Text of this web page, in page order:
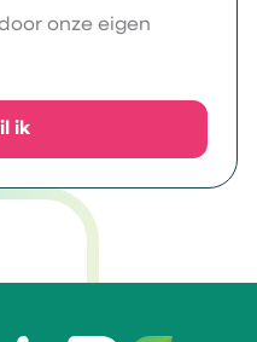
onze eigen
ik